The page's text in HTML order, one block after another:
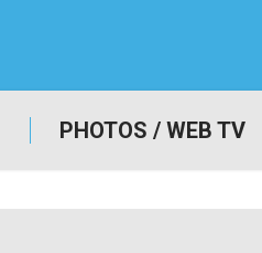
PHOTOS / WEB TV